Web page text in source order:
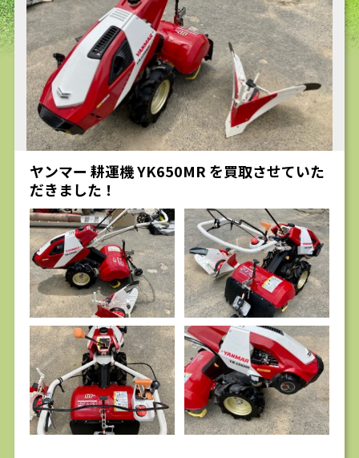
求人
ヤンマー 耕運機 YK650MR を買取させていた
だきました！